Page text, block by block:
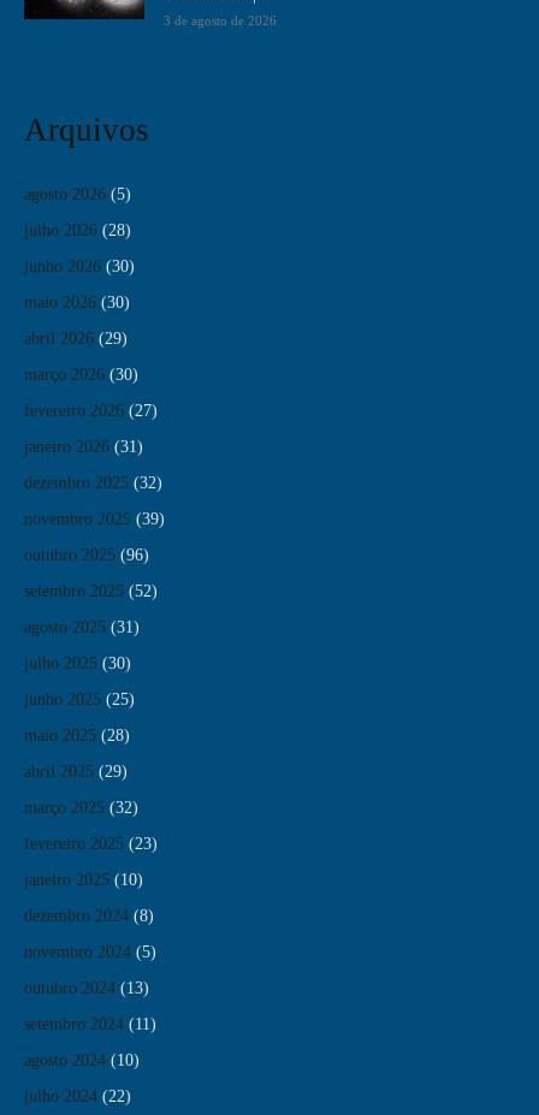
3 de agosto de 2026
Arquivos
agosto 2026 (5)
julho 2026 (28)
junho 2026 (30)
maio 2026 (30)
abril 2026 (29)
março 2026 (30)
fevereiro 2026 (27)
janeiro 2026 (31)
dezembro 2025 (32)
novembro 2025 (39)
outubro 2025 (96)
setembro 2025 (52)
agosto 2025 (31)
julho 2025 (30)
junho 2025 (25)
maio 2025 (28)
abril 2025 (29)
março 2025 (32)
fevereiro 2025 (23)
janeiro 2025 (10)
dezembro 2024 (8)
novembro 2024 (5)
outubro 2024 (13)
setembro 2024 (11)
agosto 2024 (10)
julho 2024 (22)